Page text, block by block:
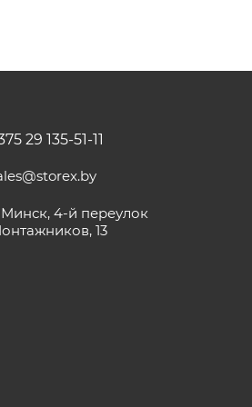
29 135-51-11
Минск, 4-й переулок
13